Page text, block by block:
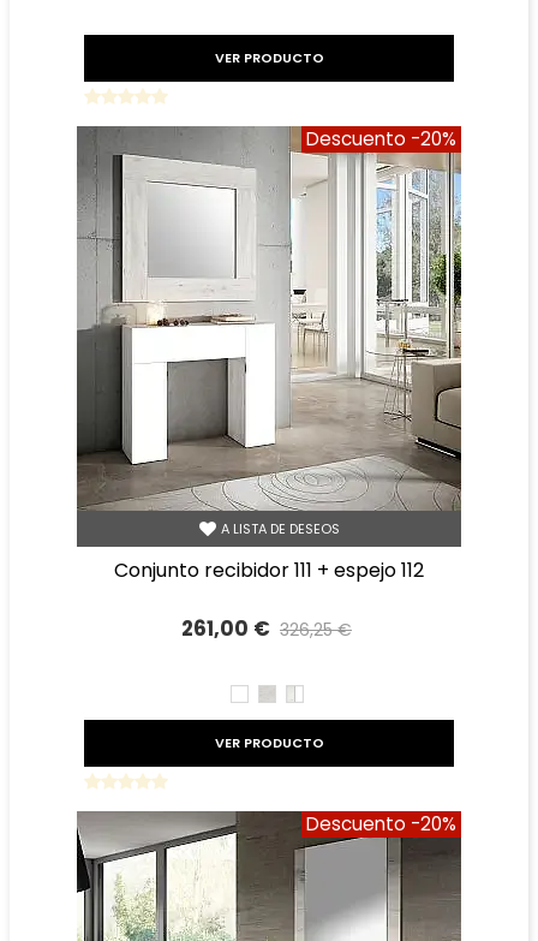
VER PRODUCTO
Descuento -20%
A LISTA DE DESEOS
conjunto recibidor 111 + espejo 112
261,00 € 326,25 €
BLANCO
TIBETTIBET
VER PRODUCTO
Descuento -20%